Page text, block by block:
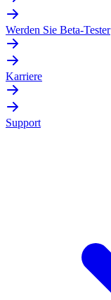
Werden Sie Beta-Tester
Karriere
Support